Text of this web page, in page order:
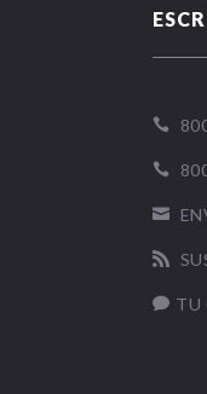




 TU